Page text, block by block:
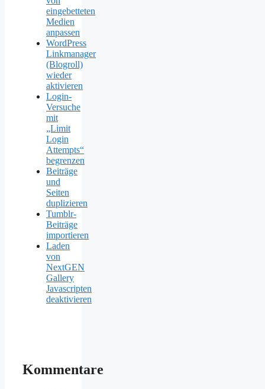
eingebetteten
Medien
anpassen
WordPress
Linkmanager
(Blogroll)
wieder
aktivieren
Login-
Versuche
mit
„Limit
Login
Attempts“
begrenzen
Beiträge
und
Seiten
duplizieren
Tumblr-
Beiträge
importieren
Laden
von
NextGEN
Gallery
Javascripten
deaktivieren
Kommentare